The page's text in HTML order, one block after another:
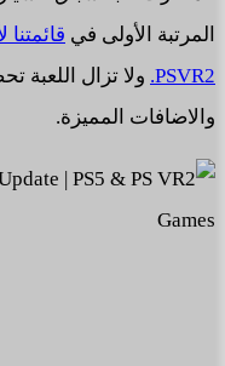
المرتبة الأولى في
PSVR2. ولا تزال اللعبة
والاضافات المميزة.